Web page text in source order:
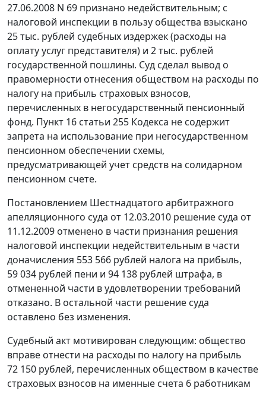
27.06.2008 N 69 признано недействительным; с
налоговой инспекции в пользу общества взыскано
25 тыс. рублей судебных издержек (расходы на
оплату услуг представителя) и 2 тыс. рублей
государственной пошлины. Суд сделал вывод о
правомерности отнесения обществом на расходы по
налогу на прибыль страховых взносов,
перечисленных в негосударственный пенсионный
фонд. Пункт 16 статьи 255 Кодекса не содержит
запрета на использование при негосударственном
пенсионном обеспечении схемы,
предусматривающей учет средств на солидарном
пенсионном счете.
Постановлением Шестнадцатого арбитражного
апелляционного суда от 12.03.2010 решение суда от
11.12.2009 отменено в части признания решения
налоговой инспекции недействительным в части
доначисления 553 566 рублей налога на прибыль,
59 034 рублей пени и 94 138 рублей штрафа, в
отмененной части в удовлетворении требований
отказано. В остальной части решение суда
оставлено без изменения.
Судебный акт мотивирован следующим: общество
вправе отнести на расходы по налогу на прибыль
72 150 рублей, перечисленных обществом в качестве
страховых взносов на именные счета 6 работникам